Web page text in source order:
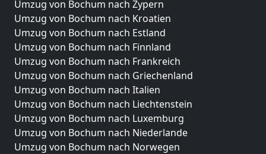
Umzug von Bochum nach Zypern
Umzug von Bochum nach Kroatien
Umzug von Bochum nach Estland
Umzug von Bochum nach Finnland
Umzug von Bochum nach Frankreich
Umzug von Bochum nach Griechenland
Umzug von Bochum nach Italien
Umzug von Bochum nach Liechtenstein
Umzug von Bochum nach Luxemburg
Umzug von Bochum nach Niederlande
Umzug von Bochum nach Norwegen